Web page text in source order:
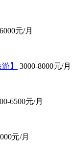
元/月
】 3000-8000元/月
6500元/月
元/月